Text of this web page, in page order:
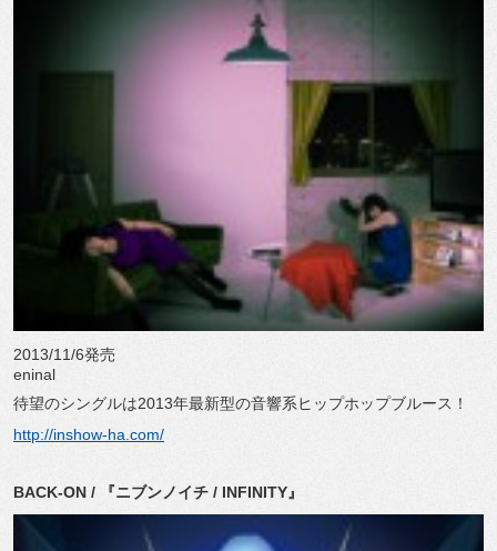
2013/11/6発売
eninal
待望のシングルは2013年最新型の音響系ヒップホップブルース！
http://inshow-ha.com/
BACK-ON / 『ニブンノイチ / INFINITY』